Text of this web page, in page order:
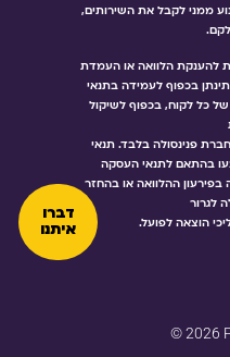
ממני לקבל את השירותים,
להענקת הלוואה או העמדת
בכפוף לעמידה בתנאי
של כל לקוח, בכפוף לשיקול
פנינסולה בלבד. תנאי
בהתאם לתנאי העסקה
ההלוואה או בהחזר
לגרור
הוצאה לפועל.
© 2026
דברו
איתנו